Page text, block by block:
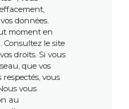
données.
moment en
Consultez le site
droits. Si vous
que vos
vous
vous
au